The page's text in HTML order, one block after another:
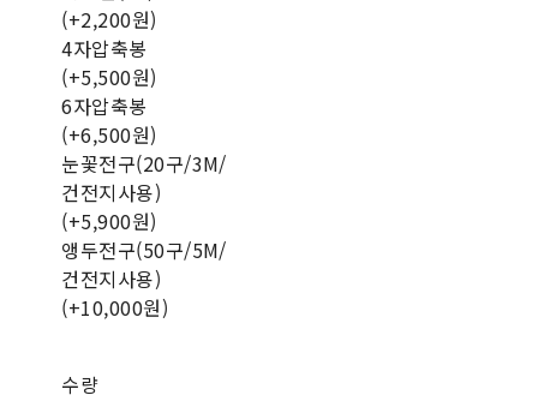
(+2,200원)
4자압축봉
(+5,500원)
6자압축봉
(+6,500원)
눈꽃전구(20구/3M/
건전지사용)
(+5,900원)
앵두전구(50구/5M/
건전지사용)
(+10,000원)
수량